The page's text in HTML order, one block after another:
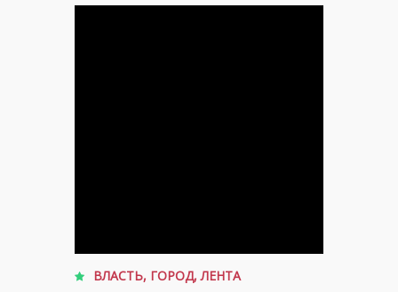
ВЛАСТЬ, ГОРОД,ЛЕНТА